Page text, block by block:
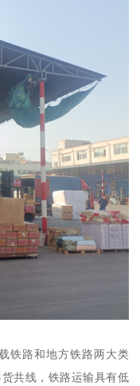
铁路和地方铁路两大类
共线，铁路运输具有低